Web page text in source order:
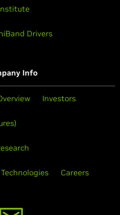
Drivers
Info
Investors
Technologies Careers